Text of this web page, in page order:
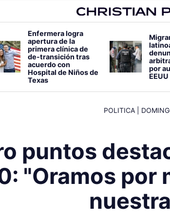
Enfermera logra
apertura de la
primera clínica de
de-transición tras
acuerdo con
Hospital de Niños de
Texas
por
EEUU
POLITICA
puntos
"Oramos por